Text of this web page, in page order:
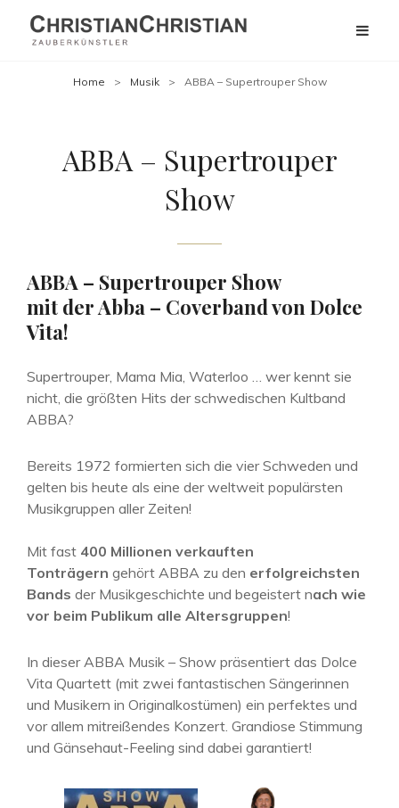
Home > Musik > ABBA – Supertrouper Show
ABBA – Supertrouper
Show
ABBA – Supertrouper Show
mit der Abba – Coverband von Dolce
Vita!
Supertrouper, Mama Mia, Waterloo … wer kennt sie
nicht, die größten Hits der schwedischen Kultband
ABBA?
Bereits 1972 formierten sich die vier Schweden und
gelten bis heute als eine der weltweit populärsten
Musikgruppen aller Zeiten!
Mit fast 400 Millionen verkauften
Tonträgern gehört ABBA zu den erfolgreichsten
Bands der Musikgeschichte und begeistert nach wie
vor beim Publikum alle Altersgruppen!
In dieser ABBA Musik – Show präsentiert das Dolce
Vita Quartett (mit zwei fantastischen Sängerinnen
und Musikern in Originalkostümen) ein perfektes und
vor allem mitreißendes Konzert. Grandiose Stimmung
und Gänsehaut-Feeling sind dabei garantiert!